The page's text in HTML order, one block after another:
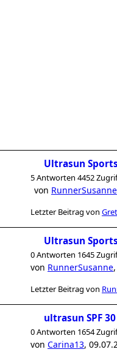
Ultrasun Sports
5 Antworten 4452
von RunnerSusanne
Letzter Beitrag von
Ultrasun Sports
0 Antworten 1645
von RunnerSusanne,
Letzter Beitrag von
ultrasun SPF
0 Antworten 1654
von Carina13,